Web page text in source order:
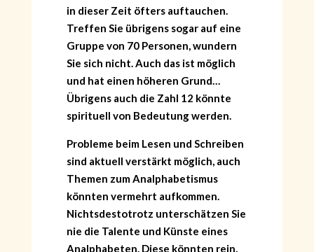
in dieser Zeit öfters auftauchen.
Treffen Sie übrigens sogar auf eine
Gruppe von 70 Personen, wundern
Sie sich nicht. Auch das ist möglich
und hat einen höheren Grund…
Übrigens auch die Zahl 12 könnte
spirituell von Bedeutung werden.
Probleme beim Lesen und Schreiben
sind aktuell verstärkt möglich, auch
Themen zum Analphabetismus
könnten vermehrt aufkommen.
Nichtsdestotrotz unterschätzen Sie
nie die Talente und Künste eines
Analphabeten. Diese könnten rein,